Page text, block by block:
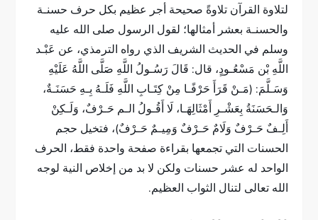
لتلاوة القرآن تلاوةً صحيحة أجر عظيم بكل حرف حسنـة
والحسنـة بعشر أمثالها؛ لقول الرسول صلى الله عليه
وسلم في الحديث الشريف الذي رواه الترمذي، عن عَبْـد
اللَّهِ بْن مَسْعُـودٍ، قال: قَالَ رَسُـولُ اللَّهِ صَلَّى اللَّهُ عَلَيْهِ
وَسَـلَّمَ: (مَـنْ قَرَأَ حَرْفًـا مِنْ كِتَـابِ اللَّهِ فَلَـهُ بِـهِ حَسَنَـةٌ،
وَالـحَسَنَةُ بِعَشْـرِ أَمْثَالِهَـا، لَا أَقُـولُ الـم حَـرْفٌ، وَلَـكِنْ
أَلِـفٌ حَـرْفٌ وَلَامٌ حَـرْفٌ وَمِيـمٌ حَـرْفٌ)، فتخيل حجم
الحسنات التي تجمعها بقراءة صفحة واحدة فقط، الحرف
الواحد له عشر حسنات ولكن لا بد من إخلاص النية لوجه
الله تعالى لتنال الثواب العظيم.